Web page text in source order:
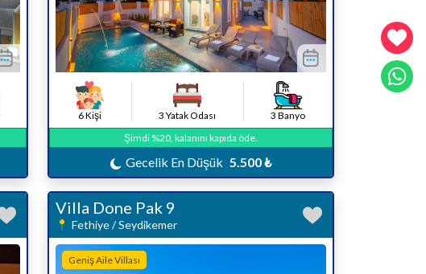
6 Kişi 3 Yatak Odası
3 Banyo
Şimdi %20, kalanını kapıda öde.
Gecelik En Düşük 5.500 ₺
Villa Done Pak 9
Fethiye / Seydikemer
Geniş Aile Villası